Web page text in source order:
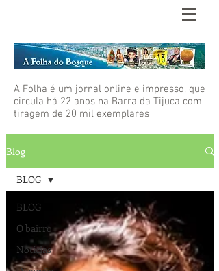
A Folha é um jornal online e impresso, que
circula há 22 anos na Barra da Tijuca com
tiragem de 20 mil exemplares
Blog
BLOG
O bairro
Notícias
BLOG